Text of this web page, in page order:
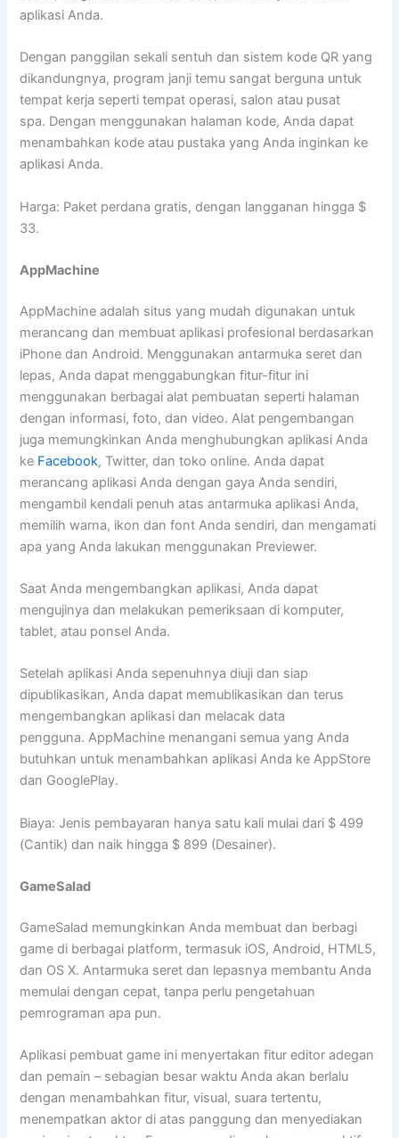
aplikasi Anda.
Dengan panggilan sekali sentuh dan sistem kode QR yang
dikandungnya, program janji temu sangat berguna untuk
tempat kerja seperti tempat operasi, salon atau pusat
spa. Dengan menggunakan halaman kode, Anda dapat
menambahkan kode atau pustaka yang Anda inginkan ke
aplikasi Anda.
Harga: Paket perdana gratis, dengan langganan hingga $
33.
AppMachine
AppMachine adalah situs yang mudah digunakan untuk
merancang dan membuat aplikasi profesional berdasarkan
iPhone dan Android. Menggunakan antarmuka seret dan
lepas, Anda dapat menggabungkan fitur-fitur ini
menggunakan berbagai alat pembuatan seperti halaman
dengan informasi, foto, dan video. Alat pengembangan
juga memungkinkan Anda menghubungkan aplikasi Anda
ke Facebook, Twitter, dan toko online. Anda dapat
merancang aplikasi Anda dengan gaya Anda sendiri,
mengambil kendali penuh atas antarmuka aplikasi Anda,
memilih warna, ikon dan font Anda sendiri, dan mengamati
apa yang Anda lakukan menggunakan Previewer.
Saat Anda mengembangkan aplikasi, Anda dapat
mengujinya dan melakukan pemeriksaan di komputer,
tablet, atau ponsel Anda.
Setelah aplikasi Anda sepenuhnya diuji dan siap
dipublikasikan, Anda dapat memublikasikan dan terus
mengembangkan aplikasi dan melacak data
pengguna. AppMachine menangani semua yang Anda
butuhkan untuk menambahkan aplikasi Anda ke AppStore
dan GooglePlay.
Biaya: Jenis pembayaran hanya satu kali mulai dari $ 499
(Cantik) dan naik hingga $ 899 (Desainer).
GameSalad
GameSalad memungkinkan Anda membuat dan berbagi
game di berbagai platform, termasuk iOS, Android, HTML5,
dan OS X. Antarmuka seret dan lepasnya membantu Anda
memulai dengan cepat, tanpa perlu pengetahuan
pemrograman apa pun.
Aplikasi pembuat game ini menyertakan fitur editor adegan
dan pemain – sebagian besar waktu Anda akan berlalu
dengan menambahkan fitur, visual, suara tertentu,
menempatkan aktor di atas panggung dan menyediakan